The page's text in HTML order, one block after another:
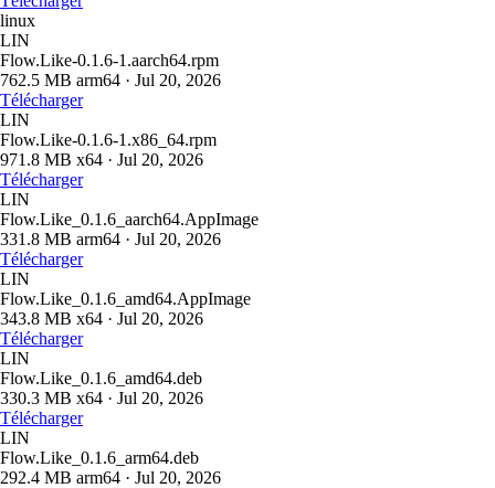
linux
LIN
Flow.Like-0.1.6-1.aarch64.rpm
762.5 MB arm64 · Jul 20, 2026
Télécharger
LIN
Flow.Like-0.1.6-1.x86_64.rpm
971.8 MB x64 · Jul 20, 2026
Télécharger
LIN
Flow.Like_0.1.6_aarch64.AppImage
331.8 MB arm64 · Jul 20, 2026
Télécharger
LIN
Flow.Like_0.1.6_amd64.AppImage
343.8 MB x64 · Jul 20, 2026
Télécharger
LIN
Flow.Like_0.1.6_amd64.deb
330.3 MB x64 · Jul 20, 2026
Télécharger
LIN
Flow.Like_0.1.6_arm64.deb
292.4 MB arm64 · Jul 20, 2026